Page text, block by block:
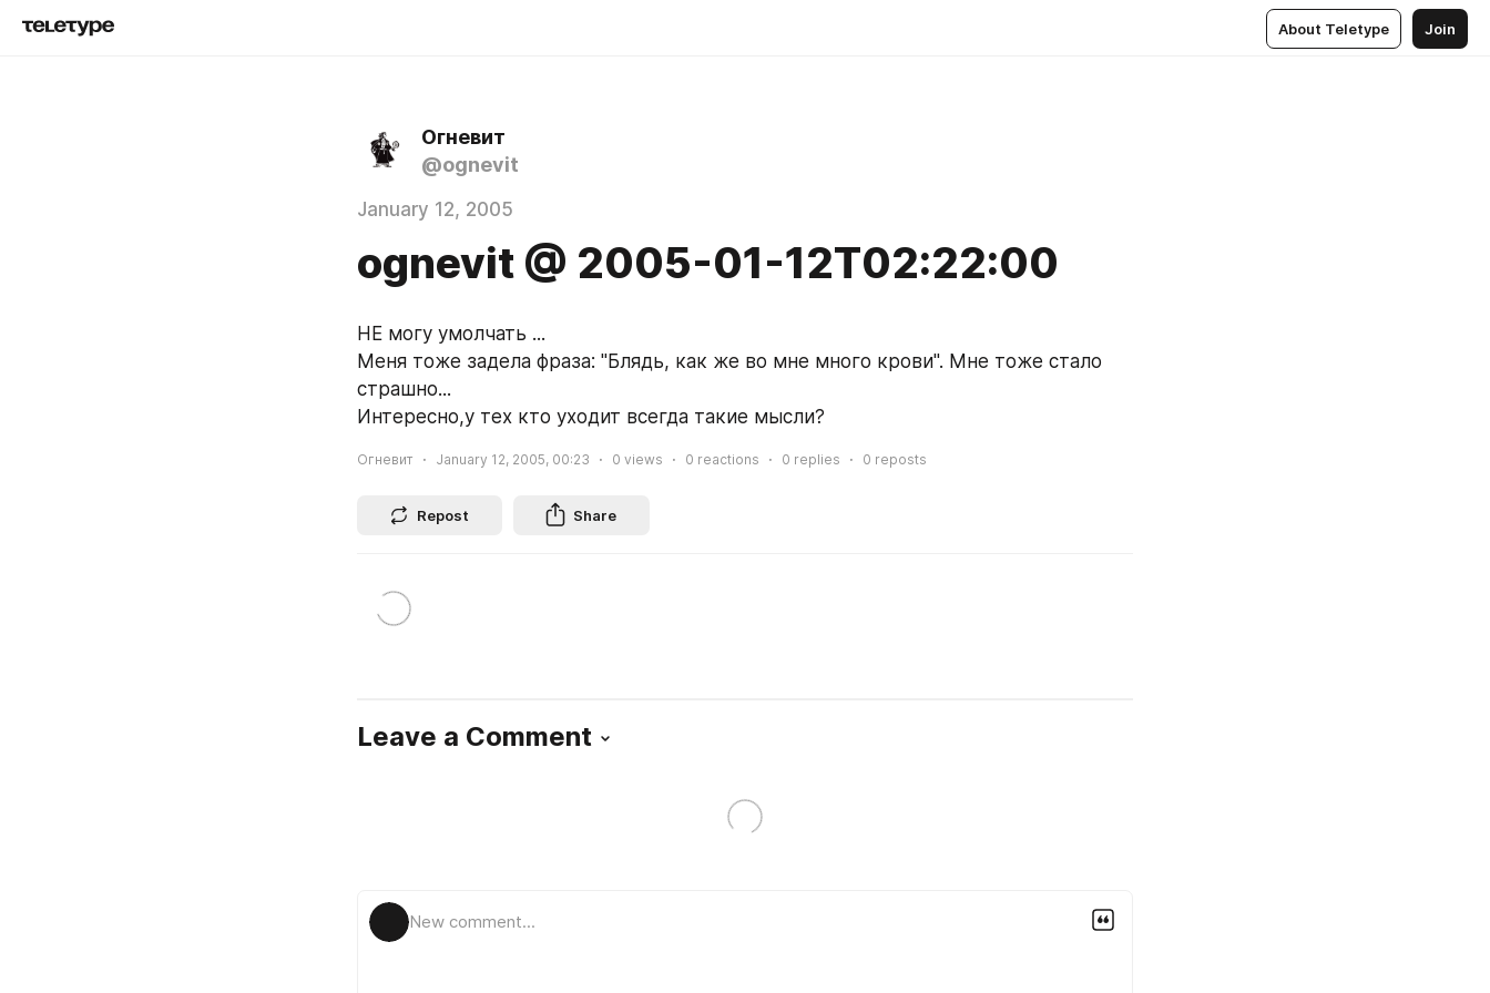
About Teletype Join
Огневит
@ognevit
January 12, 2005
ognevit @ 2005-01-12T02:22:00
НЕ могу умолчать ...
Меня тоже задела фраза: "Блядь, как же во мне много крови". Мне тоже стало
страшно...
Интересно,у тех кто уходит всегда такие мысли?
Огневит January 12, 2005, 00:23 0 views 0 reactions 0 replies 0 reposts
Repost Share
Leave a Comment